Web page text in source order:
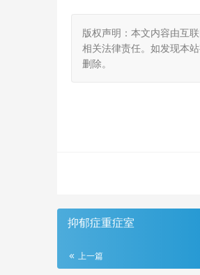
版权声明：本文内容由互
相关法律责任。如发现本
删除。
抑郁症重症室
上一篇